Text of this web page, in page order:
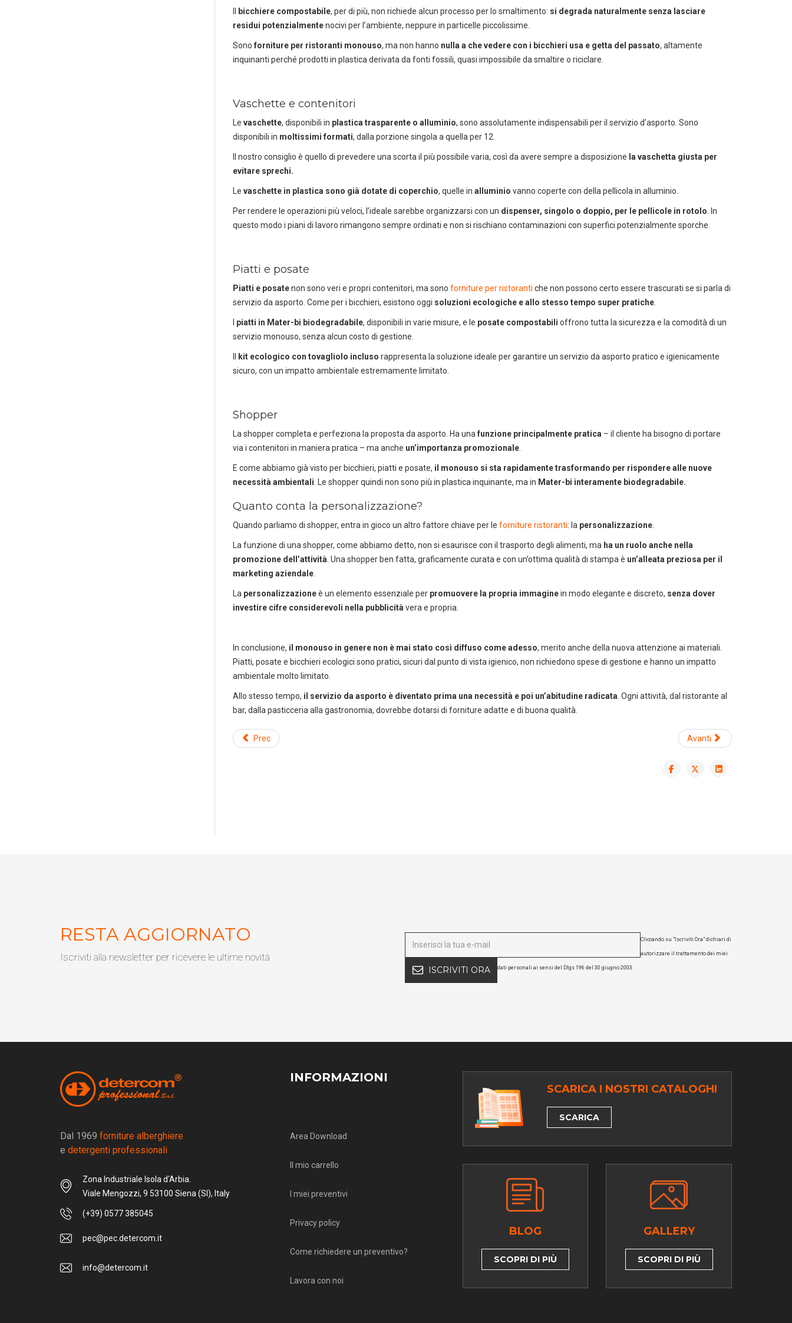
Puoi facilmente conoscere tutti i nostri prodotti
CLICCA SULLE IMMAGINI
Scarica il catalogo horeca
Scarica il catalogo cleaning
bicchiere compostabile, per di più, non richiede alcun processo per lo smaltimento: si degrada naturalmente senza lasciare
residui potenzialmentenocivi per l’ambiente, neppure in particelle piccolissime.
Sono forniture per ristoranti monouso, ma non hanno nulla a che vedere con i bicchieri usa e getta del passato, altamente
inquinanti perché prodotti in plastica derivata da fonti fossili, quasi impossibile da smaltire o riciclare.
Vaschette e contenitori
Le vaschette, disponibili in plastica trasparente o alluminio, sono assolutamente indispensabili per il servizio d’asporto. Sono
disponibili in moltissimi formati, dalla porzione singola a quella per 12.
Il nostro consiglio è quello di prevedere una scorta il più possibile varia, così da avere sempre a disposizione la vaschetta giusta per
evitare sprechi.
Le vaschette in plastica sono già dotate di coperchio, quelle in alluminio vanno coperte con della pellicola in alluminio.
Per rendere le operazioni più veloci, l’ideale sarebbe organizzarsi con un dispenser, singolo o doppio, per le pellicole in rotolo . In
questo modo i piani di lavoro rimangono sempre ordinati e non si rischiano contaminazioni con superfici potenzialmente sporche.
Piatti e posate
Piatti e posatenon sono veri e propri contenitori, ma sono forniture per ristoranti che non possono certo essere trascurati se si parla di
servizio da asporto. Come per i bicchieri, esistono oggi soluzioni ecologiche e allo stesso tempo super pratiche.
piatti in Mater-bi biodegradabile, disponibili in varie misure, e le posate compostabili offrono tutta la sicurezza e la comodità di un
servizio monouso, senza alcun costo di gestione.
kit ecologico con tovagliolo incluso rappresenta la soluzione ideale per garantire un servizio da asporto pratico e igienicamente
sicuro, con un impatto ambientale estremamente limitato.
Shopper
La shopper completa e perfeziona la proposta da asporto. Ha una funzione principalmente pratica – il cliente ha bisogno di portare
via i contenitori in maniera pratica – ma anche un’importanza promozionale.
E come abbiamo già visto per bicchieri, piatti e posate, il monouso si sta rapidamente trasformando per rispondere alle nuove
necessità ambientali . Le shopper quindi non sono più in plastica inquinante, ma in Mater-bi interamente biodegradabile.
Quanto conta la personalizzazione?
Quando parliamo di shopper, entra in gioco un altro fattore chiave per le forniture ristoranti: la personalizzazione.
La funzione di una shopper, come abbiamo detto, non si esaurisce con il trasporto degli alimenti, ma ha un ruolo anche nella
promozione dell’attività . Una shopper ben fatta, graficamente curata e con un’ottima qualità di stampa è un’alleata preziosa per il
marketing aziendale.
La personalizzazioneè un elemento essenziale per promuovere la propria immaginein modo elegante e discreto, senza dover
investire cifre considerevoli nella pubblicità vera e propria.
In conclusione, il monouso in genere non è mai stato così diffuso come adesso, merito anche della nuova attenzione ai materiali.
Piatti, posate e bicchieri ecologici sono pratici, sicuri dal punto di vista igienico, non richiedono spese di gestione e hanno un impatto
ambientale molto limitato.
Allo stesso tempo, il servizio da asporto è diventato prima una necessità e poi un’abitudine radicata . Ogni attività, dal ristorante al
bar, dalla pasticceria alla gastronomia, dovrebbe dotarsi di forniture adatte e di buona qualità.
Prec Avanti
RESTA AGGIORNATO
Iscriviti alla newsletter per ricevere le ultime novità
ISCRIVITI ORA
Cliccando su "Iscriviti Ora" dichiari di
autorizzare il trattamento dei miei
dati personali ai sensi del Dlgs 196 del 30 giugno 2003
Dal 1969 forniture alberghiere
e detergenti professionali
Zona Industriale Isola d'Arbia.
Viale Mengozzi, 9 53100 Siena (SI), Italy
(+39) 0577 385045
pec@pec.detercom.it
info@detercom.it
INFORMAZIONI
Area Download
Il mio carrello
I miei preventivi
Privacy policy
Come richiedere un preventivo?
Lavora con noi
SCARICA I NOSTRI CATALOGHI
SCARICA
BLOG
SCOPRI DI PIÙ
GALLERY
SCOPRI DI PIÙ